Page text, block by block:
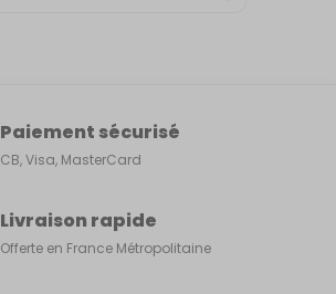
Paiement sécurisé
CB, Visa, MasterCard
Livraison rapide
Offerte en France Métropolitaine